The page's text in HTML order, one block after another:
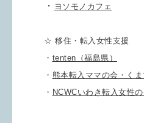
・ ヨソモノカフェ
☆ 移住・転入女性支援
・ tenten（福島県）
・ 熊本転入ママの会・くま
・ NCWCいわき転入女性